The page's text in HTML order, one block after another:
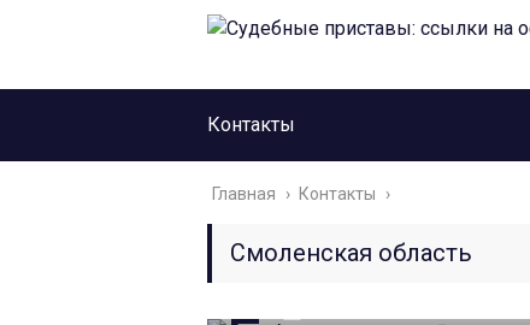
Контакты
Главная › Контакты ›
Смоленская область